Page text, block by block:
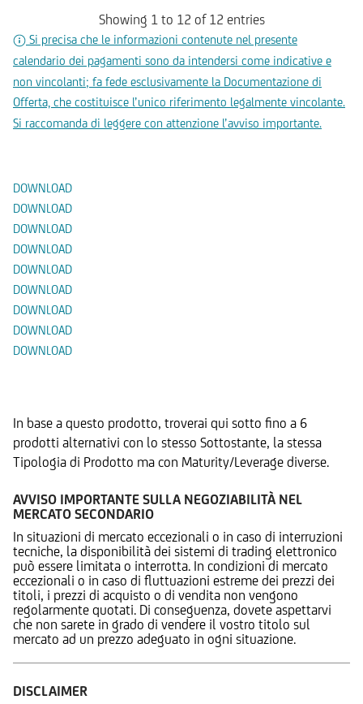
Showing 1 to 12 of 12 entries
Si precisa che le informazioni contenute nel presente
calendario dei pagamenti sono da intendersi come indicative e
non vincolanti; fa fede esclusivamente la Documentazione di
Offerta, che costituisce l’unico riferimento legalmente vincolante.
Si raccomanda di leggere con attenzione l’avviso importante.
DOWNLOAD
DOWNLOAD
DOWNLOAD
DOWNLOAD
DOWNLOAD
DOWNLOAD
DOWNLOAD
DOWNLOAD
DOWNLOAD
In base a questo prodotto, troverai qui sotto fino a 6
prodotti alternativi con lo stesso Sottostante, la stessa
Tipologia di Prodotto ma con Maturity/Leverage diverse.
AVVISO IMPORTANTE SULLA NEGOZIABILITÀ NEL
MERCATO SECONDARIO
In situazioni di mercato eccezionali o in caso di interruzioni
tecniche, la disponibilità dei sistemi di trading elettronico
può essere limitata o interrotta. In condizioni di mercato
eccezionali o in caso di fluttuazioni estreme dei prezzi dei
titoli, i prezzi di acquisto o di vendita non vengono
regolarmente quotati. Di conseguenza, dovete aspettarvi
che non sarete in grado di vendere il vostro titolo sul
mercato ad un prezzo adeguato in ogni situazione.
DISCLAIMER